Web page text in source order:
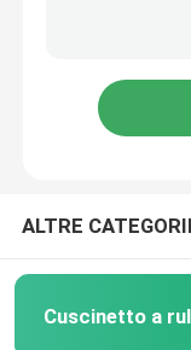
cuscinetto a
ALTRE
Cuscinetto a